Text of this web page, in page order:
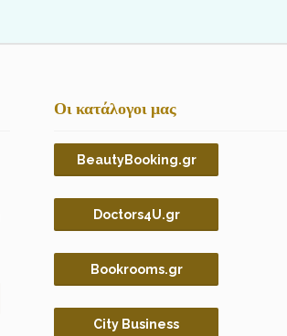
Οι κατάλογοι μας
BeautyBooking.gr
Doctors4U.gr
Bookrooms.gr
City Business